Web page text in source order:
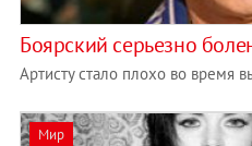
Боярский серьезно
Артисту стало плохо во время
Мир